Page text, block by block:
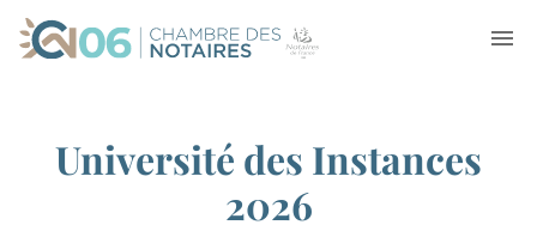
Université des Instances
2026